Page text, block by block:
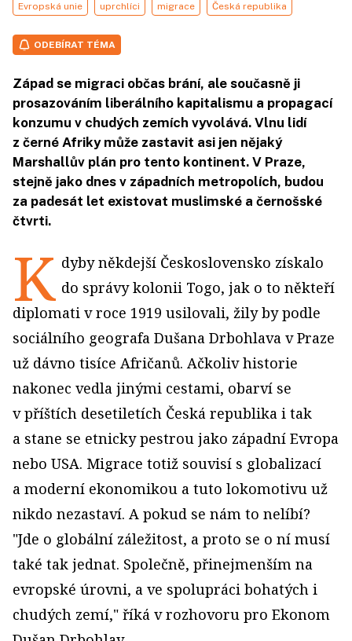
Evropská unie uprchlíci migrace Česká republika
ODEBÍRAT TÉMA
Západ se migraci občas brání, ale současně ji
prosazováním liberálního kapitalismu a propagací
konzumu v chudých zemích vyvolává. Vlnu lidí
z černé Afriky může zastavit asi jen nějaký
Marshallův plán pro tento kontinent. V Praze,
stejně jako dnes v západních metropolích, budou
za padesát let existovat muslimské a černošské
čtvrti.
K dyby někdejší Československo získalo
do správy kolonii Togo, jak o to někteří
diplomati v roce 1919 usilovali, žily by podle
sociálního geografa Dušana Drbohlava v Praze
už dávno tisíce Afričanů. Ačkoliv historie
nakonec vedla jinými cestami, obarví se
v příštích desetiletích Česká republika i tak
a stane se etnicky pestrou jako západní Evropa
nebo USA. Migrace totiž souvisí s globalizací
a moderní ekonomikou a tuto lokomotivu už
nikdo nezastaví. A pokud se nám to nelíbí?
"Jde o globální záležitost, a proto se o ní musí
také tak jednat. Společně, přinejmenším na
evropské úrovni, a ve spolupráci bohatých i
chudých zemí," říká v rozhovoru pro Ekonom